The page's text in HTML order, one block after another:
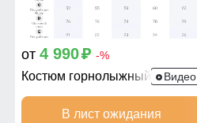
от 4 990p -%
Костюм горнолыжный 390TS
Видео
В лист ожидания